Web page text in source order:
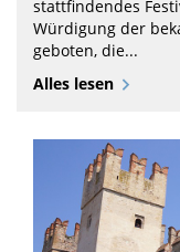
stattfindendes
Würdigung der
geboten, die...
Alles lesen